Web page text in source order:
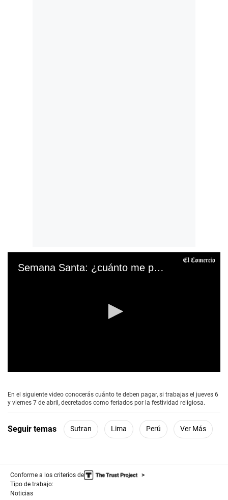
Semana Santa: ¿cuánto me pagarán si trabajo Jueves Santo y Viernes Santo?
e
c
o
d
s
s
e
c
o
n
En el siguiente video conocerás cuánto te deben pagar, si trabajas el jueves 6
y viernes 7 de abril, decretados como feriados por la festividad religiosa.
Seguir temas Sutran Lima Perú Ver Más
Conforme a los criterios de
Tipo de trabajo:
Noticias